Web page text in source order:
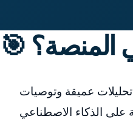
المنصة؟
تحليلات عميقة وتوصيات